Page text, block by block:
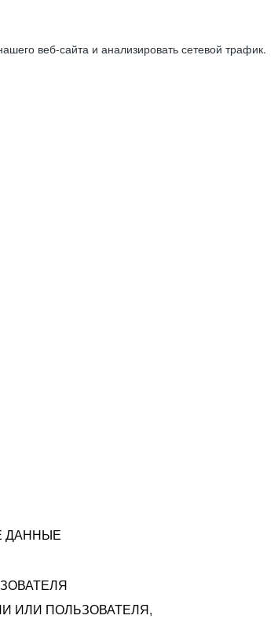
веб-сайта и анализировать сетевой трафик.
ДАННЫЕ
ИЛИ ПОЛЬЗОВАТЕЛЯ,